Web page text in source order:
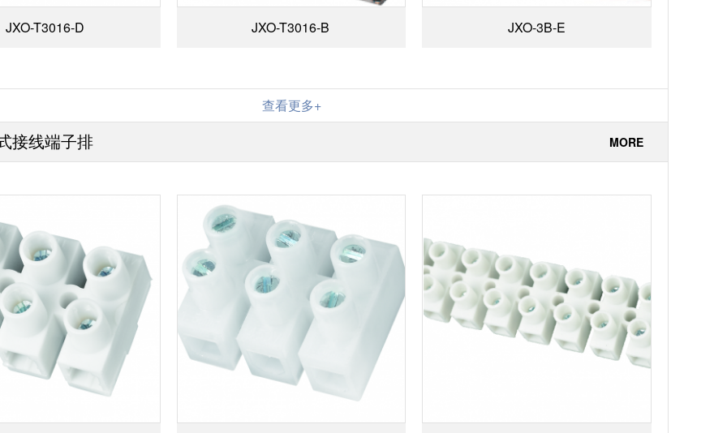
JXO-T3016-D JXO-T3016-B JXO-3B-E
查看更多+
接线端子排 MORE